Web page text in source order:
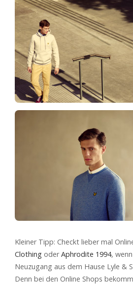
Kleiner Tipp: Checkt lieber mal
Clothing oderAphrodite 1994,
Neuzugang aus dem Hause Lyle &
Denn bei den Online Shops